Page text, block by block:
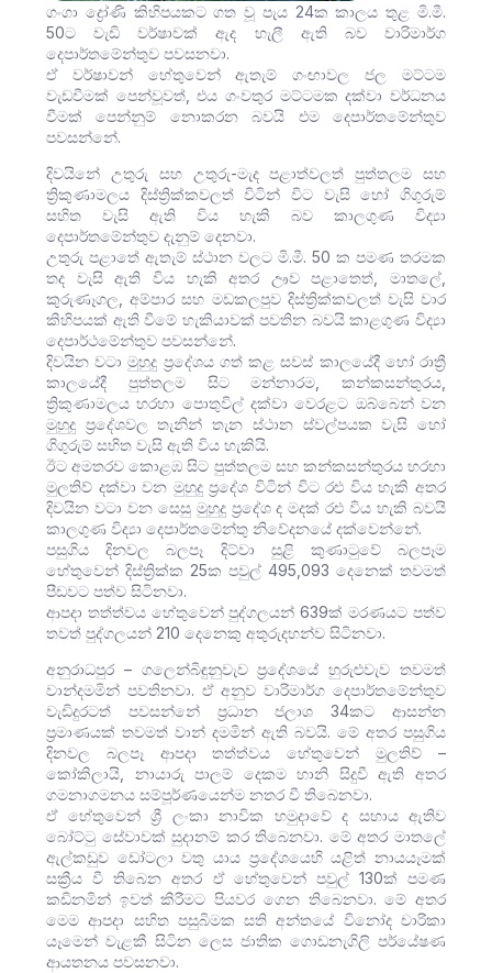
ගංගා ද්‍රෝණි කිහිපයකට ගත වූ පැය 24ක කාලය තුළ මි.මී.
50ට වැඩි වර්ෂාවක් ඇද හැලී ඇති බව වාරිමාර්ග
දෙපාර්තමේන්තුව පවසනවා.
ඒ වර්ෂාවන් හේතුවෙන් ඇතැම් ගංඟාවල ජල මට්ටම
වැඩවීමක් පෙන්වූවත්, එය ගංවතුර මට්ටමක දක්වා වර්ධනය
වීමක් පෙන්නුම් නොකරන බව‍යි එම දෙපාර්තමේන්තුව
පවසන්නේ.
දිවයිනේ උතුරු සහ උතුරු-මැද පළාත්වලත් පුත්තලම සහ
ත්‍රිකුණාමලය දිස්ත්‍රික්කවලත් විටින් විට වැසි හෝ ගිගුරුම්
සහිත වැසි ඇති විය හැකි බව කාලගුණ විද්‍යා
දෙපාර්තමේන්තුව දැනුම් දෙනවා.
උතුරු පළාතේ ඇතැම් ස්ථාන වලට මි.මී. 50 ක පමණ තරමක
තද වැසි ඇති විය හැකි අතර ඌව පළාතෙත්, මාතලේ,
කුරුණෑගල, අම්පාර සහ මඩකලපුව දිස්ත්‍රික්කවලත් වැසි වාර
කිහිපයක් ඇති වීමේ හැකියාවක් පවතින බවයි කාළගුණ විද්‍යා
දෙපාර්ථමේන්තුව පවසන්නේ.
දිවයින වටා මුහුදු ප්‍රදේශය ගත් කළ සවස් කාලයේදී හෝ රාත්‍රී
කාලයේදී පුත්තලම සිට මන්නාරම, කන්කසන්තුරය,
ත්‍රිකුණාමලය හරහා පොතුවිල් දක්වා වෙරළට ඔබ්බෙන් වන
මුහුදු ප්‍රදේශවල තැනින් තැන ස්ථාන ස්වල්පයක වැසි හෝ
ගිගුරුම් සහිත වැසි ඇති විය හැකියි.
ඊට අමතරව කොළඹ සිට පුත්තලම සහ කන්කසන්තුරය හරහා
මුලතිව් දක්වා වන මුහුදු ප්‍රදේශ විටින් විට රළු විය හැකි අතර
දිවයින වටා වන සෙසු මුහුදු ප්‍රදේශ ද මදක් රළු විය හැකි බව‍යි
කාලගුණ විද්‍යා දෙපාර්තමේන්තු නිවේදනයේ දක්වෙන්නේ.
පසුගිය දිනවල බලපෑ දිට්වා සුළි කුණාටුවේ බලපෑම
හේතුවෙන් දිස්ත්‍රික්ක 25ක පවුල් 495,093 දෙනෙක් තවමත්
පීඩවට පත්ව සිටිනවා.
ආපදා තත්ත්වය හේතුවෙන් පුද්ගලයන් 639ක් මරණයට පත්ව
තවත් පුද්ගලයන් 210 දෙනෙකු අතුරුදහන්ව සිටිනවා.
අනුරාධපුර – ගලෙන්බිඳුනුවැව ප්‍රදේශයේ හුරුළුවැව තවමත්
වාන්දමමින් පවතිනවා. ඒ අනුව වාරිමාර්ග දෙපාර්තමේන්තුව
වැඩිදුරටත් පවසන්නේ ප්‍රධාන ජලාශ 34කට ආසන්න
ප්‍රමාණයක් තවමත් වාන් දමමින් ඇති බවයි. මේ අතර පසුගිය
දිනවල බලපෑ ආපදා තත්ත්වය හේතුවෙන් මුලතිව් –
කෝකිලායි, නායාරු පාලම් දෙකම හානි සිදුවී ඇති අතර
ගමනාගමනය සම්පූර්ණයෙන්ම නතර වී තිබෙනවා.
ඒ හේතුවෙන් ශ්‍රී ලංකා නාවික හමුදාවේ ද සහාය ඇතිව
බෝට්ටු සේවාවක් සුදානම් කර තිබෙනවා. මේ අතර මාතලේ
ඇල්කඩුව ඩෝටලා වතු යාය ප්‍රදේශයෙහි යළිත් නායයෑමක්
සක්‍රීය වී තිබෙන අතර ඒ හේතුවෙන් පවුල් 130ක් පමණ
කඩිනමින් ඉවත් කිරීමට පියවර ගෙන තිබෙනවා. මේ අතර
මෙම ආපදා සහිත පසුබිමක සති අන්තයේ විනෝද චාරිකා
යෑමෙන් වැළකී සිටින ලෙස ජාතික ගොඩනැගිලි පර්යේෂණ
ආයතනය පවසනවා.